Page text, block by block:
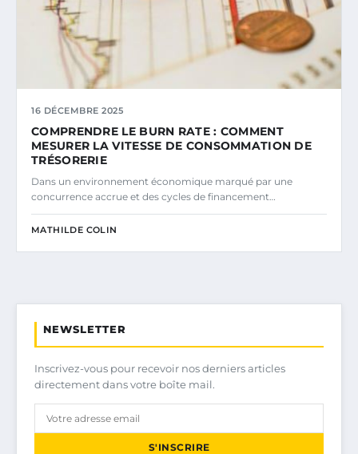
16 DÉCEMBRE 2025
COMPRENDRE LE BURN RATE : COMMENT
MESURER LA VITESSE DE CONSOMMATION DE
TRÉSORERIE
Dans un environnement économique marqué par une
concurrence accrue et des cycles de financement…
MATHILDE COLIN
NEWSLETTER
Inscrivez-vous pour recevoir nos derniers articles
directement dans votre boîte mail.
S'INSCRIRE